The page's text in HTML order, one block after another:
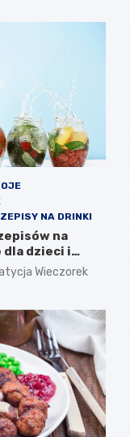
NA DRINKI
na
dzieci i
Wieczorek